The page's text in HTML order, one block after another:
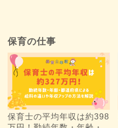
保育の仕事
保育士の平均年収は約398